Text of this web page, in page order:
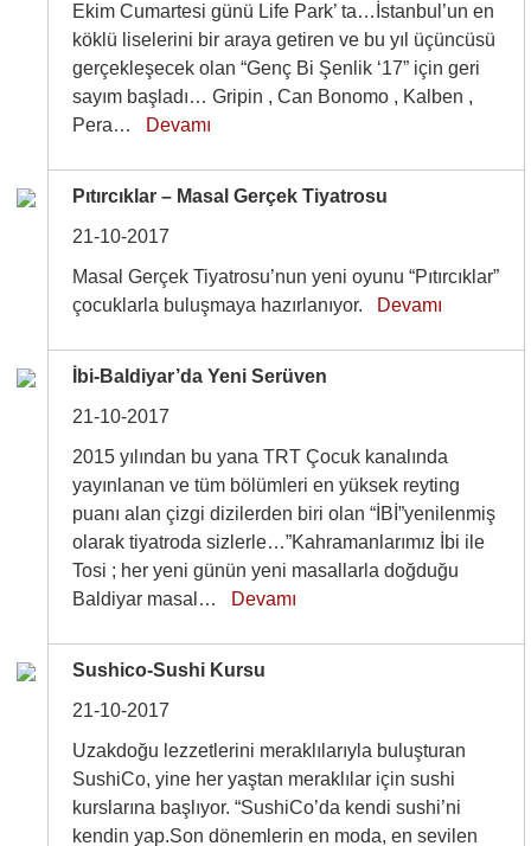
Ekim Cumartesi günü Life Park’ ta…İstanbul’un en
köklü liselerini bir araya getiren ve bu yıl üçüncüsü
gerçekleşecek olan “Genç Bi Şenlik ‘17” için geri
sayım başladı… Gripin , Can Bonomo , Kalben ,
Pera… Devamı
Pıtırcıklar – Masal Gerçek Tiyatrosu
21-10-2017
Masal Gerçek Tiyatrosu’nun yeni oyunu “Pıtırcıklar”
çocuklarla buluşmaya hazırlanıyor. Devamı
İbi-Baldiyar’da Yeni Serüven
21-10-2017
2015 yılından bu yana TRT Çocuk kanalında
yayınlanan ve tüm bölümleri en yüksek reyting
puanı alan çizgi dizilerden biri olan “İBİ”yenilenmiş
olarak tiyatroda sizlerle…”Kahramanlarımız İbi ile
Tosi ; her yeni günün yeni masallarla doğduğu
Baldiyar masal… Devamı
Sushico-Sushi Kursu
21-10-2017
Uzakdoğu lezzetlerini meraklılarıyla buluşturan
SushiCo, yine her yaştan meraklılar için sushi
kurslarına başlıyor. “SushiCo’da kendi sushi’ni
kendin yap.Son dönemlerin en moda, en sevilen